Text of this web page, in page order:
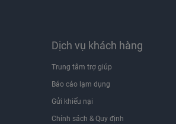
Dịch vụ khách hàng
Trung tâm trợ giúp
Báo cáo lạm dụng
Gửi khiếu nại
Chính sách & Quy định